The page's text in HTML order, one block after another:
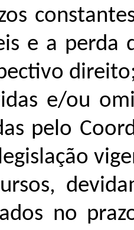
e a perda
e/ou
pelo
no